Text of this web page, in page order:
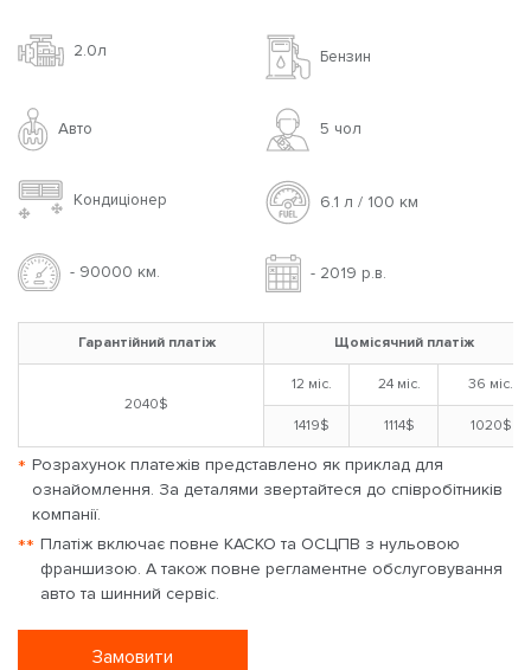
2.0л Бензин
Авто 5 чoл
Кондиціонер 6.1 л / 100 км
- 90000 км. - 2019 р.в.
Гарантійний платіж Щомісячний платіж
2040$
12 міс. 24 міс. 36 міс.
1419$ 1114$ 1020$
* Розрахунок платежів представлено як приклад для
ознайомлення. За деталями звертайтеся до співробітників
компанії.
** Платіж включає повне КАСКО та ОСЦПВ з нульовою
франшизою. А також повне регламентне обслуговування
авто та шинний сервіс.
Замовити